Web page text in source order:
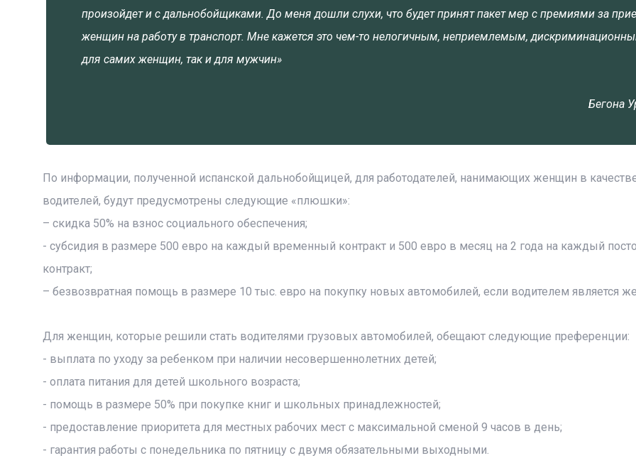
произойдет и с дальнобойщиками. До меня дошли слухи, что будет принят пакет мер с премиями за
женщин на работу в транспорт. Мне кажется это чем-то нелогичным, неприемлемым,
для самих женщин, так и для мужчин»
Бегона
По информации, полученной испанской дальнобойщицей, для работодателей, нанимающих женщин в
водителей, будут предусмотрены следующие «плюшки»:
– скидка 50% на взнос социального обеспечения;
- субсидия в размере 500 евро на каждый временный контракт и 500 евро в месяц на 2 года на каждый
контракт;
– безвозвратная помощь в размере 10 тыс. евро на покупку новых автомобилей, если водителем является
Для женщин, которые решили стать водителями грузовых автомобилей, обещают следующие преференции:
- выплата по уходу за ребенком при наличии несовершеннолетних детей;
- оплата питания для детей школьного возраста;
- помощь в размере 50% при покупке книг и школьных принадлежностей;
- предоставление приоритета для местных рабочих мест с максимальной сменой 9 часов в день;
- гарантия работы с понедельника по пятницу с двумя обязательными выходными.